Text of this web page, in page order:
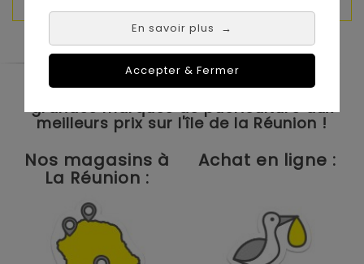
En savoir plus →
Accepter & Fermer
Le Coin des Petits propose les plus
grandes marques de puériculture aux
meilleurs prix sur l'île de la Réunion !
Nos magasins à
La Réunion :
Achat en ligne :